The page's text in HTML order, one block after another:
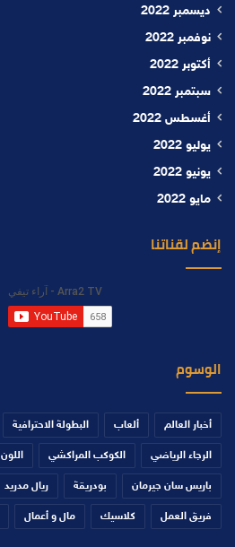
ديسمبر 2022
نوفمبر 2022
أكتوبر 2022
سبتمبر 2022
أغسطس 2022
يوليو 2022
يونيو 2022
مايو 2022
إنضم لقناتنا
الوسوم
أخبار العالم ألعاب البطولة الاحترافية
الرجاء الرياضي الكوكب المراكشي اللون
باريس سان جيرمان بودريقة ريال مدريد
فريق العمل كلاسيك مال و أعمال